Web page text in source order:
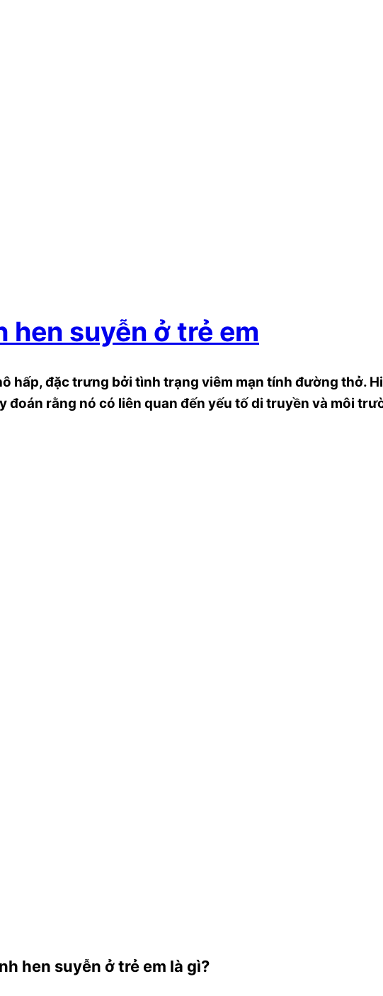
hen suyễn ở trẻ em
hấp, đặc trưng bởi tình trạng viêm mạn tính đường thở.
đoán rằng nó có liên quan đến yếu tố di truyền và môi
hen suyễn ở trẻ em là gì?